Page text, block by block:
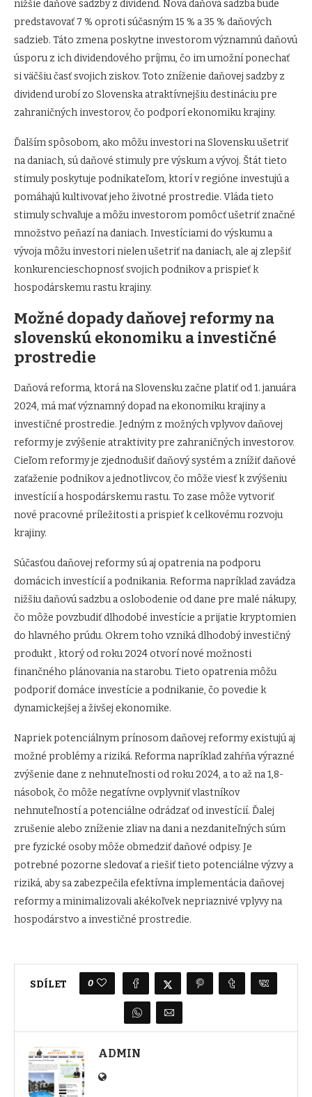
nižšie daňové sadzby z dividend. Nová daňová sadzba bude
predstavovať 7 % oproti súčasným 15 % a 35 % daňových
sadzieb. Táto zmena poskytne investorom významnú daňovú
úsporu z ich dividendového príjmu, čo im umožní ponechať
si väčšiu časť svojich ziskov. Toto zníženie daňovej sadzby z
dividend urobí zo Slovenska atraktívnejšiu destináciu pre
zahraničných investorov, čo podporí ekonomiku krajiny.
Ďalším spôsobom, ako môžu investori na Slovensku ušetriť
na daniach, sú daňové stimuly pre výskum a vývoj. Štát tieto
stimuly poskytuje podnikateľom, ktorí v regióne investujú a
pomáhajú kultivovať jeho životné prostredie. Vláda tieto
stimuly schvaľuje a môžu investorom pomôcť ušetriť značné
množstvo peňazí na daniach. Investíciami do výskumu a
vývoja môžu investori nielen ušetriť na daniach, ale aj zlepšiť
konkurencieschopnosť svojich podnikov a prispieť k
hospodárskemu rastu krajiny.
Možné dopady daňovej reformy na
slovenskú ekonomiku a investičné
prostredie
Daňová reforma, ktorá na Slovensku začne platiť od 1. januára
2024, má mať významný dopad na ekonomiku krajiny a
investičné prostredie. Jedným z možných vplyvov daňovej
reformy je zvýšenie atraktivity pre zahraničných investorov.
Cieľom reformy je zjednodušiť daňový systém a znížiť daňové
zaťaženie podnikov a jednotlivcov, čo môže viesť k zvýšeniu
investícií a hospodárskemu rastu. To zase môže vytvoriť
nové pracovné príležitosti a prispieť k celkovému rozvoju
krajiny.
Súčasťou daňovej reformy sú aj opatrenia na podporu
domácich investícií a podnikania. Reforma napríklad zavádza
nižšiu daňovú sadzbu a oslobodenie od dane pre malé nákupy,
čo môže povzbudiť dlhodobé investície a prijatie kryptomien
do hlavného prúdu. Okrem toho vzniká dlhodobý investičný
produkt , ktorý od roku 2024 otvorí nové možnosti
finančného plánovania na starobu. Tieto opatrenia môžu
podporiť domáce investície a podnikanie, čo povedie k
dynamickejšej a živšej ekonomike.
Napriek potenciálnym prínosom daňovej reformy existujú aj
možné problémy a riziká. Reforma napríklad zahŕňa výrazné
zvýšenie dane z nehnuteľnosti od roku 2024, a to až na 1,8-
násobok, čo môže negatívne ovplyvniť vlastníkov
nehnuteľností a potenciálne odrádzať od investícií. Ďalej
zrušenie alebo zníženie zliav na dani a nezdaniteľných súm
pre fyzické osoby môže obmedziť daňové odpisy. Je
potrebné pozorne sledovať a riešiť tieto potenciálne výzvy a
riziká, aby sa zabezpečila efektívna implementácia daňovej
reformy a minimalizovali akékoľvek nepriaznivé vplyvy na
hospodárstvo a investičné prostredie.
SDÍLET 0
ADMIN